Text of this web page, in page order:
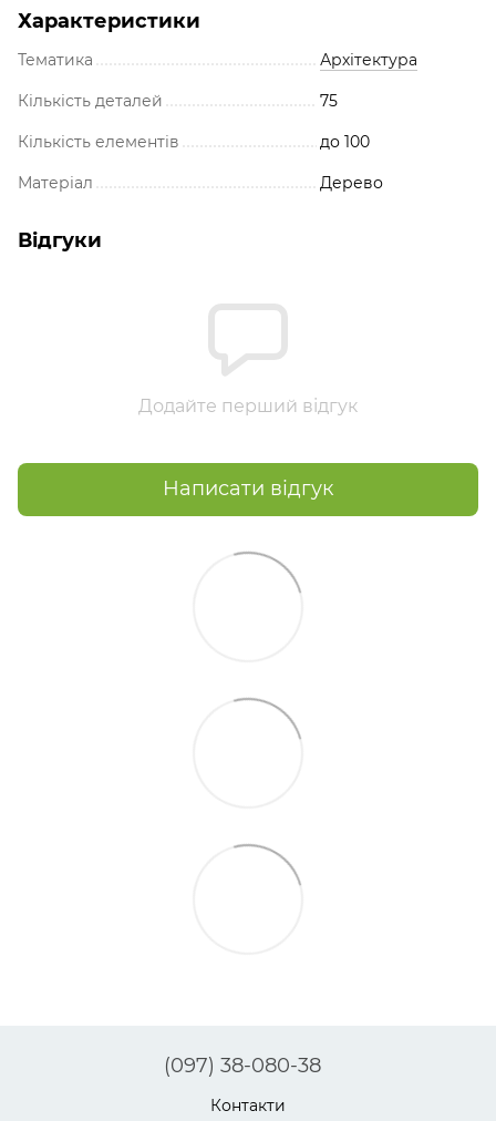
Характеристики
Тематика Архітектура
Кількість деталей 75
Кількість елементів до 100
Матеріал Дерево
Відгуки
Додайте перший відгук
Написати відгук
(097) 38-080-38
Контакти